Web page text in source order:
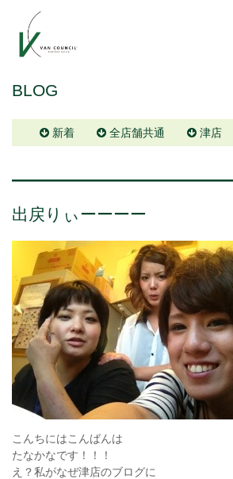
BLOG
新着 全店舗共通 津店
出戻りぃーーーー
こんちにはこんばんは
たなかなです！！！
え？私がなぜ津店のブログに